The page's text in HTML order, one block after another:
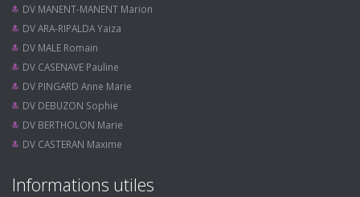
DV MANENT-MANENT Marion
DV ARA-RIPALDA Yaiza
DV MALE Romain
DV CASENAVE Pauline
DV PINGARD Anne Marie
DV DEBUZON Sophie
DV BERTHOLON Marie
DV CASTERAN Maxime
Informations utiles